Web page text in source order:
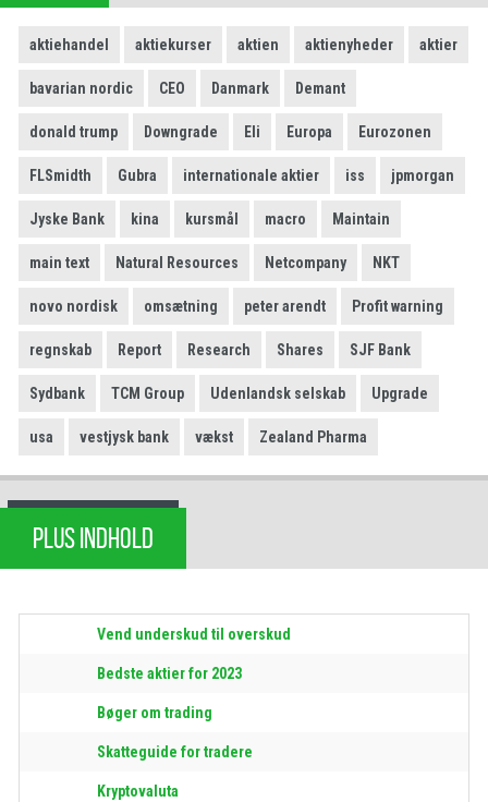
aktiehandel aktiekurser aktien aktienyheder aktier
bavarian nordic CEO Danmark Demant
donald trump Downgrade Eli Europa Eurozonen
FLSmidth Gubra internationale aktier iss jpmorgan
Jyske Bank kina kursmål macro Maintain
main text Natural Resources Netcompany NKT
novo nordisk omsætning peter arendt Profit warning
regnskab Report Research Shares SJF Bank
Sydbank TCM Group Udenlandsk selskab Upgrade
usa vestjysk bank vækst Zealand Pharma
PLUS INDHOLD
Vend underskud til overskud
Bedste aktier for 2023
Bøger om trading
Skatteguide for tradere
Kryptovaluta